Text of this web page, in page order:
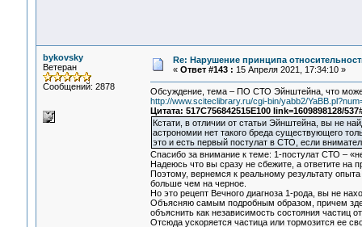
bykovsky
Ветеран
Сообщений: 2878
Re: Нарушение принципа
« Ответ #143 : 15 Апреля 2021, 17:34:10 »
Обсуждение, тема – ПО СТО Эйнштейна, что
http://www.sciteclibrary.ru/cgi-bin/yabb2/
Цитата: 517C756842515E100 link=1609898128/
Кстати, в отличии от статьи Эйнштейна, вы не
астрономии нет такого бреда существующего
это и есть первый постулат в СТО, если
Спасибо за внимание к теме: 1-постулат СТО –
Надеюсь что вы сразу не сбежите, а ответите на
Поэтому, вернемся к реальному результату
больше чем на черное.
Но это рецепт Вечного диагноза 1-рода, вы не
Объясняю самым подробным образом, причем
объяснить как независимость состояния частиц
Отсюда ускоряется частица или тормозится ее